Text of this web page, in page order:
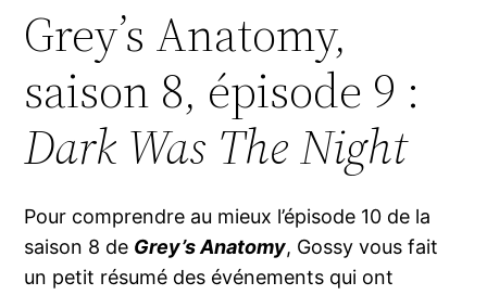
Grey’s Anatomy,
saison 8, épisode 9 :
Dark Was The Night
Pour comprendre au mieux l’épisode 10 de la
saison 8 de Grey’s Anatomy, Gossy vous fait
un petit résumé des événements qui ont